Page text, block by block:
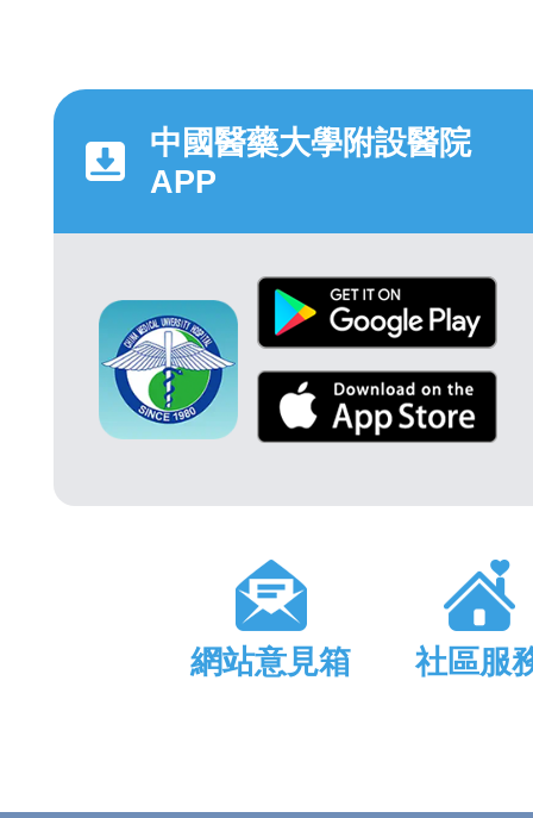
中國醫藥大學附設醫院
APP
網站意見箱 社區服